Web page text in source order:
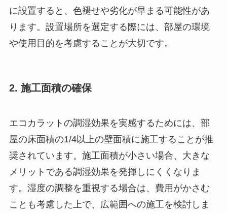
に設置すると、色褪せや劣化が早まる可能性があ
ります。設置場所を選定する際には、部屋の環境
や使用目的を考慮することが大切です。
2. 施工面積の確保
エコカラットの調湿効果を実感するためには、部
屋の床面積の1/4以上の壁面積に施工することが推
奨されています。施工面積が小さい場合、大きな
メリットである調湿効果を発揮しにくくなりま
す。湿度の調整を重視する場合は、費用がかさむ
ことも考慮した上で、広範囲への施工を検討しま